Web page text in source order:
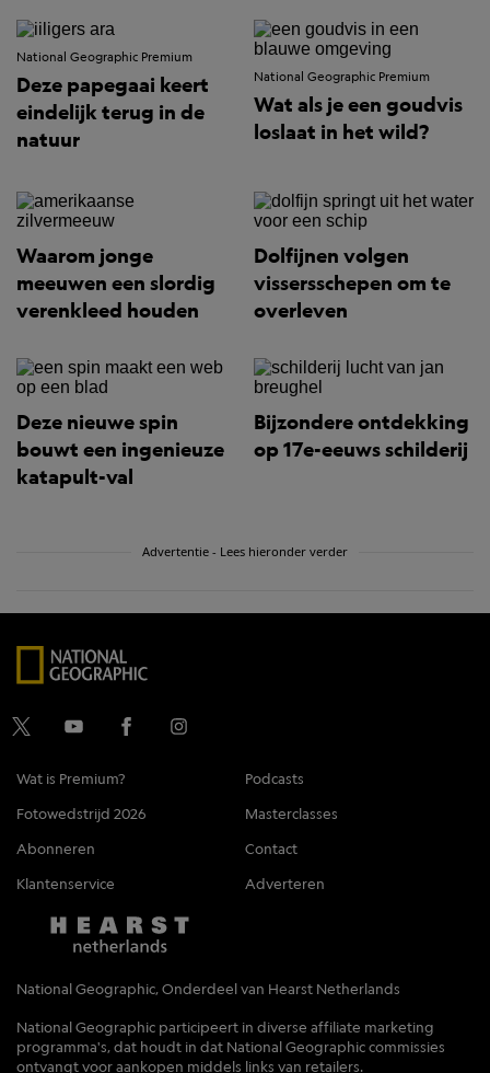
National Geographic Premium
Deze papegaai keert
eindelijk terug in de
natuur
National Geographic Premium
Wat als je een goudvis
loslaat in het wild?
Waarom jonge
meeuwen een slordig
verenkleed houden
Dolfijnen volgen
vissersschepen om te
overleven
Deze nieuwe spin
bouwt een ingenieuze
katapult-val
Bijzondere ontdekking
op 17e-eeuws schilderij
Advertentie - Lees hieronder verder
Wat is Premium?
Podcasts
Fotowedstrijd 2026
Masterclasses
Abonneren
Contact
Klantenservice
Adverteren
National Geographic, Onderdeel van Hearst Netherlands
National Geographic participeert in diverse affiliate marketing
programma's, dat houdt in dat National Geographic commissies
ontvangt voor aankopen middels links van retailers.